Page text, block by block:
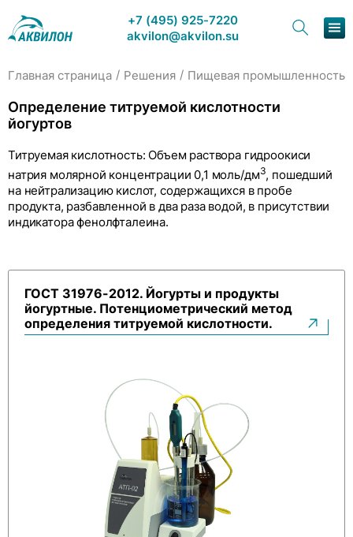
+7 (495) 925-7220
akvilon@akvilon.su
О компании
Контакты
Главная страница / Решения / Пищевая промышленность
Определение титруемой кислотности
йогуртов
Титруемая кислотность: Объем раствора гидроокиси
натрия молярной концентрации 0,1 моль/дм3, пошедший
на нейтрализацию кислот, содержащихся в пробе
продукта, разбавленной в два раза водой, в присутствии
индикатора фенолфталеина.
ГОСТ 31976-2012. Йогурты и продукты
йогуртные. Потенциометрический метод
определения титруемой кислотности.